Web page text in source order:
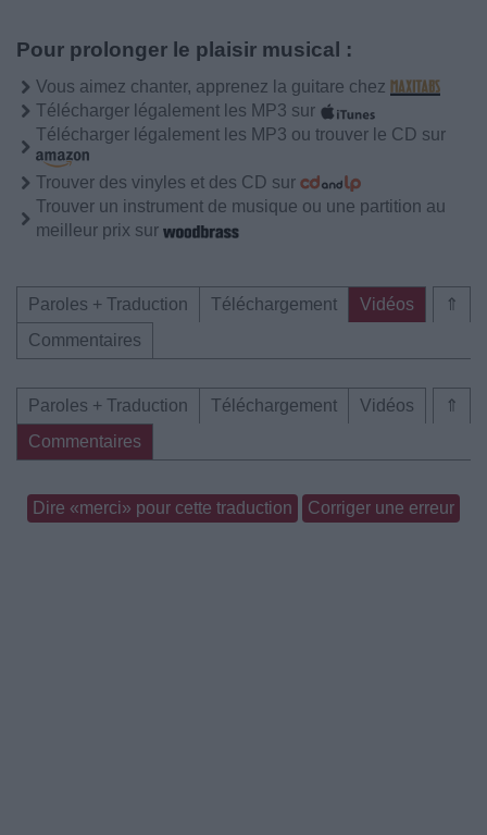
Pour prolonger le plaisir musical :
Vous aimez chanter, apprenez la guitare chez
Télécharger légalement les MP3 sur
Télécharger légalement les MP3 ou trouver le CD sur
Trouver des vinyles et des CD sur
Trouver un instrument de musique ou une partition au
meilleur prix sur
⇑
Paroles + Traduction Téléchargement
Vidéos
Commentaires
⇑
Paroles + Traduction Téléchargement
Vidéos
Commentaires
Dire «merci» pour cette traduction Corriger une erreur